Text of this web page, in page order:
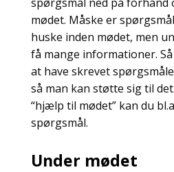
mødet. Måske er
huske inden mødet, men
få mange informationer.
at have skrevet
så man kan støtte sig til
“hjælp til mødet” kan du
spørgsmål.
Under mødet